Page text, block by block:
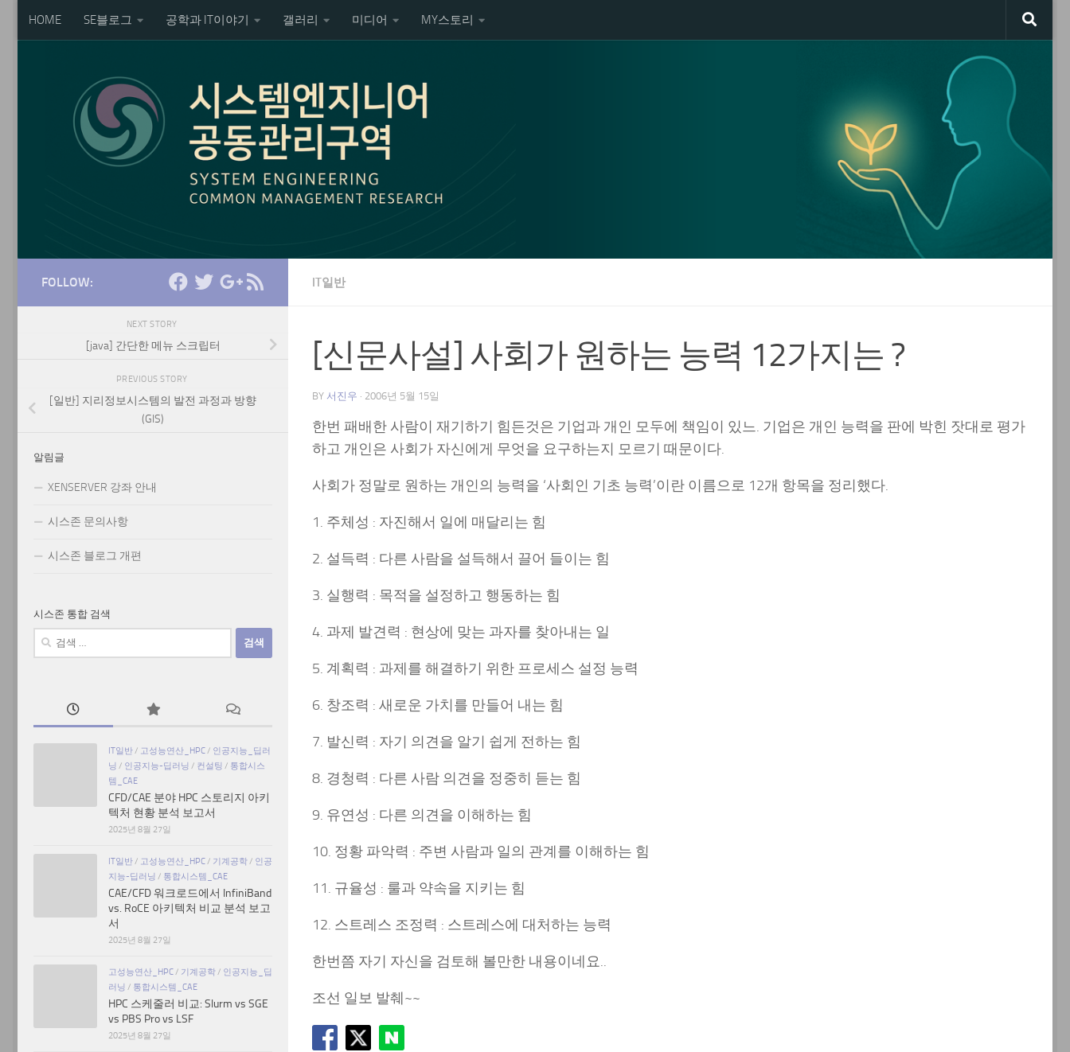
Skip to content
HOME SE블로그 공학과 IT이야기 갤러리 미디어 MY스토리
IT일반
[신문사설] 사회가 원하는 능력 12가지는 ?
BY 서진우 · 2006년 5월 15일
한번 패배한 사람이 재기하기 힘든것은 기업과 개인 모두에 책임이 있느. 기업은 개인 능력을 판에 박힌 잣대로 평가
하고 개인은 사회가 자신에게 무엇을 요구하는지 모르기 때문이다.
사회가 정말로 원하는 개인의 능력을 ‘사회인 기초 능력’이란 이름으로 12개 항목을 정리했다.
1. 주체성 : 자진해서 일에 매달리는 힘
2. 설득력 : 다른 사람을 설득해서 끌어 들이는 힘
3. 실행력 : 목적을 설정하고 행동하는 힘
4. 과제 발견력 : 현상에 맞는 과자를 찾아내는 일
5. 계획력 : 과제를 해결하기 위한 프로세스 설정 능력
6. 창조력 : 새로운 가치를 만들어 내는 힘
7. 발신력 : 자기 의견을 알기 쉽게 전하는 힘
8. 경청력 : 다른 사람 의견을 정중히 듣는 힘
9. 유연성 : 다른 의견을 이해하는 힘
10. 정황 파악력 : 주변 사람과 일의 관계를 이해하는 힘
11. 규율성 : 룰과 약속을 지키는 힘
12. 스트레스 조정력 : 스트레스에 대처하는 능력
한번쯤 자기 자신을 검토해 볼만한 내용이네요..
조선 일보 발췌~~
FOLLOW:
NEXT STORY
[java] 간단한 메뉴 스크립터
PREVIOUS STORY
[일반] 지리정보시스템의 발전 과정과 방향
(GIS)
알림글
XENSERVER 강좌 안내
시스존 문의사항
시스존 블로그 개편
시스존 통합 검색
검
IT일반/ 고성능연산_HPC/ 인공지능_딥러
닝 / 인공지능-딥러닝 / 컨설팅 / 통합시스
템_CAE
CFD/CAE 분야 HPC 스토리지 아키
텍처 현황 분석 보고서
2025년 8월 27일
IT일반/ 고성능연산_HPC/ 기계공학/ 인공
지능-딥러닝 / 통합시스템_CAE
CAE/CFD 워크로드에서 InfiniBand
vs. RoCE 아키텍처 비교 분석 보고
서
2025년 8월 27일
고성능연산_HPC/ 기계공학/ 인공지능_딥
러닝 / 통합시스템_CAE
HPC 스케줄러 비교: Slurm vs SGE
vs PBS Pro vs LSF
2025년 8월 27일